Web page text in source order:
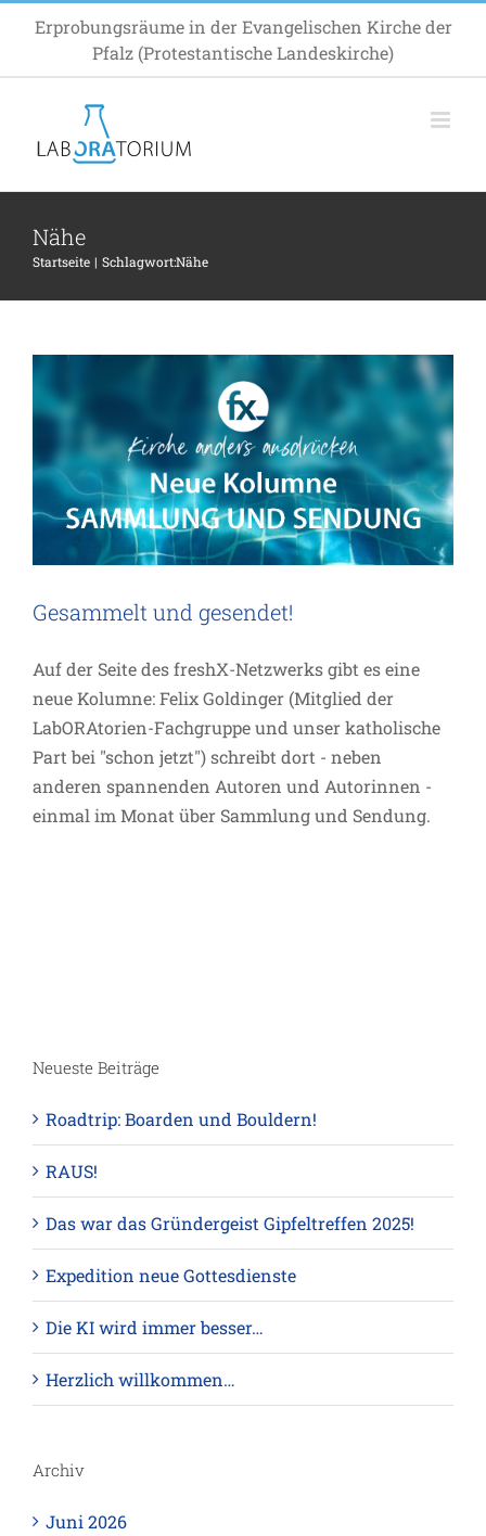
springen
Erprobungsräume in der Evangelischen Kirche der
Pfalz (Protestantische Landeskirche)
Nähe
Startseite Schlagwort:Nähe
Gesammelt und gesendet!
Gesammelt und gesendet!
Auf der Seite des freshX-Netzwerks gibt es eine
neue Kolumne: Felix Goldinger (Mitglied der
LabORAtorien-Fachgruppe und unser katholische
Part bei "schon jetzt") schreibt dort - neben
anderen spannenden Autoren und Autorinnen -
einmal im Monat über Sammlung und Sendung.
Neueste Beiträge
Roadtrip: Boarden und Bouldern!
RAUS!
Das war das Gründergeist Gipfeltreffen 2025!
Expedition neue Gottesdienste
Die KI wird immer besser…
Herzlich willkommen…
Archiv
Juni 2026